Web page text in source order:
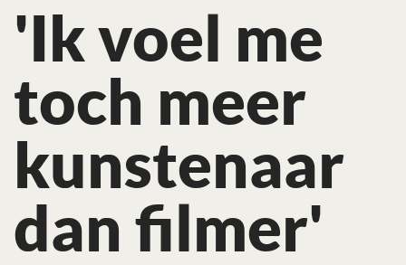
'Ik voel me
toch meer
kunstenaar
dan filmer'